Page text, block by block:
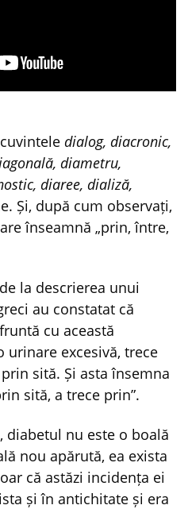
dialog, diacronic,
diametru,
diaree, dializă,
Și, după cum observați,
înseamnă „prin, între,
la descrierea unui
au constatat că
cu această
urinare excesivă, trece
sită. Și asta însemna
sită, a trece prin”.
diabetul nu este o boală
nou apărută, ea exista
că astăzi incidența ei
și în antichitate și era